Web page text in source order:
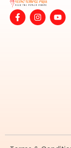
F
a
c
I
n
s
Y
o
u